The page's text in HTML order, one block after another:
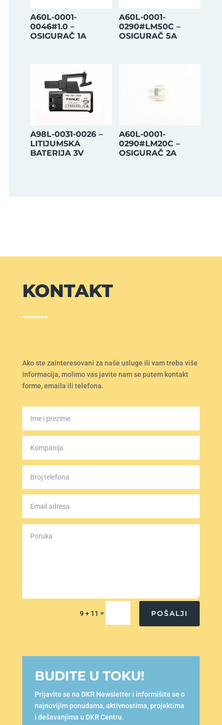
A60L-0001-
0046#1.0 –
OSIGURAČ 1A
A60L-0001-
0290#LM50C –
OSIGURAČ 5A
A98L-0031-0026 –
LITIJUMSKA
BATERIJA 3V
A60L-0001-
0290#LM20C –
OSIGURAČ 2A
KONTAKT
Ako ste zainteresovani za naše usluge ili vam treba više
informacija, molimo vas javite nam se putem kontakt
forme, emaila ili telefona.
9 + 11 = POŠALJI
BUDITE U TOKU!
Prijavite se na DKR Newsletter i informišite se o
najnovijim ponudama, aktivnostima, projektima
i dešavanjima u DKR Centru.